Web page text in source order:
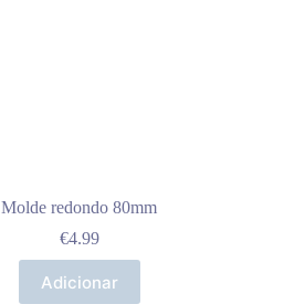
Molde redondo 80mm
€4.99
Adicionar